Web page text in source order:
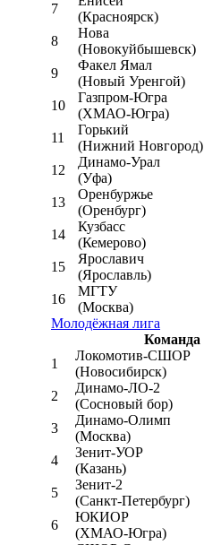
7
(Красноярск)
8
Нова
(Новокуйбышевск)
9
Факел Ямал
(Новый Уренгой)
10
Газпром-Югра
(ХМАО-Югра)
11
Горький
(Нижний Новгород)
12
Динамо-Урал
(Уфа)
13
Оренбуржье
(Оренбург)
14
Кузбасс
(Кемерово)
15
Ярославич
(Ярославль)
16
МГТУ
(Москва)
Молодёжная лига
Команда
1
Локомотив-CШОР
(Новосибирск)
2
Динамо-ЛО-2
(Сосновый бор)
3
Динамо-Олимп
(Москва)
4
Зенит-УОР
(Казань)
5
Зенит-2
(Санкт-Петербург)
6
ЮКИОР
(ХМАО-Югра)